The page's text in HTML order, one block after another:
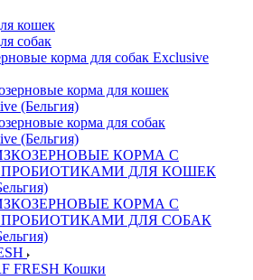
кошек
собак
корма для собак Exclusive
корма для кошек
(Бельгия)
корма для собак
(Бельгия)
КОРМА С
ДЛЯ КОШЕК
КОРМА С
ДЛЯ СОБАК
FRESH Кошки